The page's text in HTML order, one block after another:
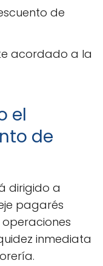
de
acordado a la
el
de
dirigido a
pagarés
inmediata